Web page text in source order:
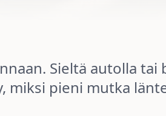
Sieltä autolla
miksi pieni mutka